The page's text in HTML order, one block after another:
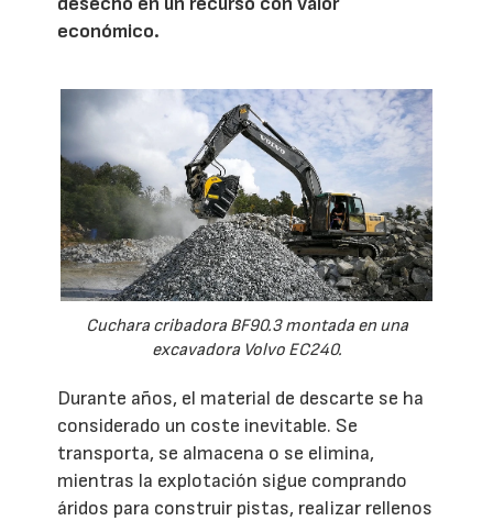
económico.
Cuchara cribadora BF90.3 montada en una
excavadora Volvo EC240.
Durante años, el material de descarte se ha
considerado un coste inevitable. Se
transporta, se almacena o se elimina,
mientras la explotación sigue comprando
áridos para construir pistas, realizar rellenos